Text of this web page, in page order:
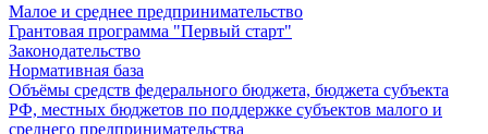
Малое и среднее предпринимательство
Грантовая программа "Первый старт"
Законодательство
Нормативная база
Объёмы средств федерального бюджета, бюджета субъекта
РФ, местных бюджетов по поддержке субъектов малого и
среднего предпринимательства